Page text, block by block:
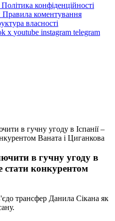
Політика конфіденційності
Правила коментування
власності
x youtube instagram telegram
в гучну угоду в Іспанії –
Ваната і Циганкова
в гучну угоду в
стати конкурентом
трансфер Данила Сікана як